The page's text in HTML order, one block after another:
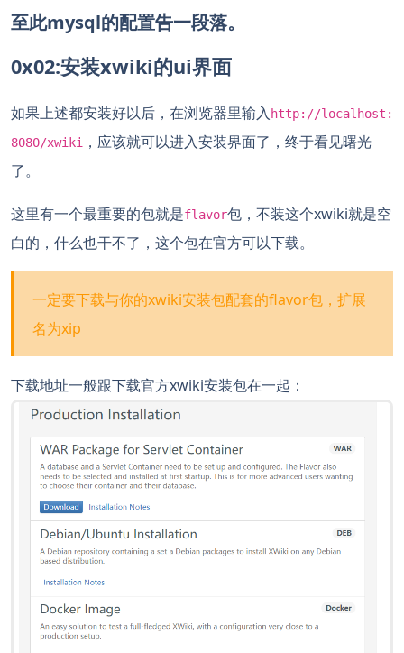
至此mysql的配置告一段落。
0x02:安装xwiki的ui界面
如果上述都安装好以后，在浏览器里输入http://localhost:
8080/xwiki
，应该就可以进入安装界面了，终于看见曙光
了。
这里有一个最重要的包就是flavor包，不装这个xwiki就是空
白的，什么也干不了，这个包在官方可以下载。
一定要下载与你的xwiki安装包配套的flavor包，扩展
名为xip
下载地址一般跟下载官方xwiki安装包在一起：